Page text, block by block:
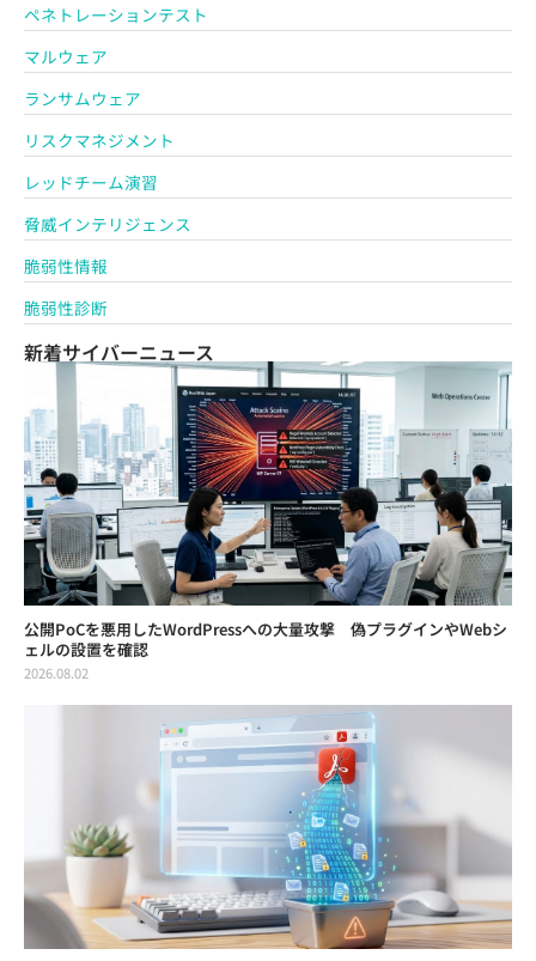
ペネトレーションテスト
マルウェア
ランサムウェア
リスクマネジメント
レッドチーム演習
脅威インテリジェンス
脆弱性情報
脆弱性診断
新着サイバーニュース
公開PoCを悪用したWordPressへの大量攻撃 偽プラグインやWebシ
ェルの設置を確認
2026.08.02